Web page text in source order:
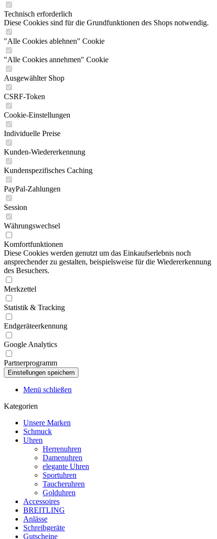
Technisch erforderlich
Diese Cookies sind für die Grundfunktionen des Shops notwendig.
"Alle Cookies ablehnen" Cookie
"Alle Cookies annehmen" Cookie
Ausgewählter Shop
CSRF-Token
Cookie-Einstellungen
Individuelle Preise
Kunden-Wiedererkennung
Kundenspezifisches Caching
PayPal-Zahlungen
Session
Währungswechsel
Komfortfunktionen
Diese Cookies werden genutzt um das Einkaufserlebnis noch
ansprechender zu gestalten, beispielsweise für die Wiedererkennung
des Besuchers.
Merkzettel
Statistik & Tracking
Endgeräteerkennung
Google Analytics
Partnerprogramm
Menü schließen
Kategorien
Unsere Marken
Schmuck
Uhren
Herrenuhren
Damenuhren
elegante Uhren
Sportuhren
Taucheruhren
Golduhren
Accessoires
BREITLING
Anlässe
Schreibgeräte
Gutscheine